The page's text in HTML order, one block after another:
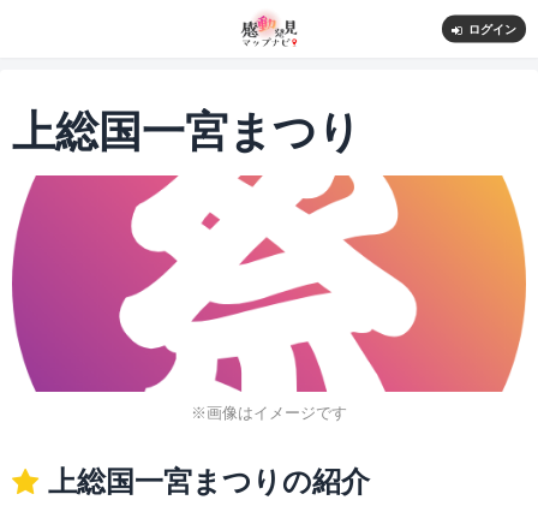
ログイン
上総国一宮まつり
※画像はイメージです
上総国一宮まつりの紹介